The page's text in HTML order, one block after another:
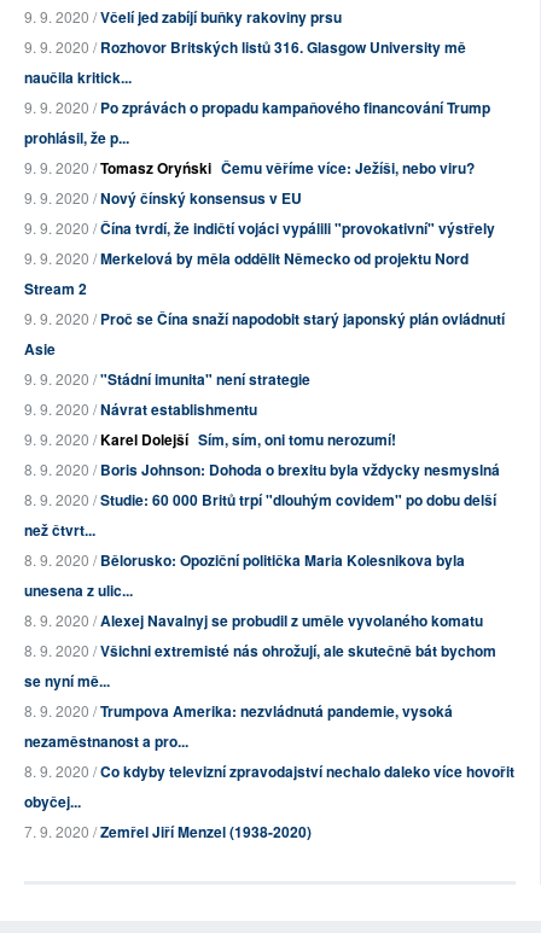
9. 9. 2020 /Včelí jed zabíjí buňky rakoviny prsu
9. 9. 2020 /Rozhovor Britských listů 316. Glasgow University mě
naučila kritick...
9. 9. 2020 /Po zprávách o propadu kampaňového financování Trump
prohlásil, že p...
9. 9. 2020 /Tomasz Oryński Čemu věříme více: Ježíši, nebo viru?
9. 9. 2020 /Nový čínský konsensus v EU
9. 9. 2020 /Čína tvrdí, že indičtí vojáci vypálili "provokativní" výstřely
9. 9. 2020 /Merkelová by měla oddělit Německo od projektu Nord
Stream 2
9. 9. 2020 /Proč se Čína snaží napodobit starý japonský plán ovládnutí
Asie
9. 9. 2020 /"Stádní imunita" není strategie
9. 9. 2020 /Návrat establishmentu
9. 9. 2020 /Karel Dolejší Sím, sím, oni tomu nerozumí!
8. 9. 2020 /Boris Johnson: Dohoda o brexitu byla vždycky nesmyslná
8. 9. 2020 /Studie: 60 000 Britů trpí "dlouhým covidem" po dobu delší
než čtvrt...
8. 9. 2020 /Bělorusko: Opoziční politička Maria Kolesnikova byla
unesena z ulic...
8. 9. 2020 /Alexej Navalnyj se probudil z uměle vyvolaného komatu
8. 9. 2020 /Všichni extremisté nás ohrožují, ale skutečně bát bychom
se nyní mě...
8. 9. 2020 /Trumpova Amerika: nezvládnutá pandemie, vysoká
nezaměstnanost a pro...
8. 9. 2020 /Co kdyby televizní zpravodajství nechalo daleko více hovořit
obyčej...
7. 9. 2020 /Zemřel Jiří Menzel (1938-2020)